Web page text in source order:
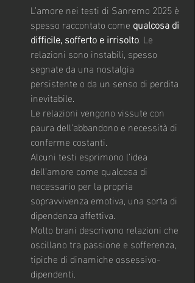
L’amore nei testi di Sanremo 2025 è
spesso raccontato come qualcosa di
difficile, sofferto e irrisolto. Le
relazioni sono instabili, spesso
segnate da una nostalgia
persistente o da un senso di perdita
inevitabile.
Le relazioni vengono vissute con
paura dell’abbandono e necessità di
conferme costanti.
Alcuni testi esprimono l’idea
dell’amore come qualcosa di
necessario per la propria
sopravvivenza emotiva, una sorta di
dipendenza affettiva.
Molto brani descrivono relazioni che
oscillano tra passione e sofferenza,
tipiche di dinamiche ossessivo-
dipendenti.